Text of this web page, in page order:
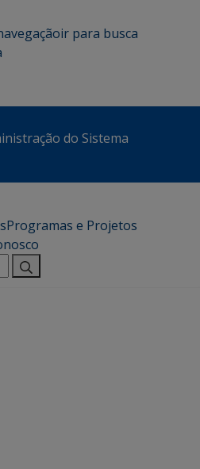
ir para busca
do Sistema
Programas e Projetos